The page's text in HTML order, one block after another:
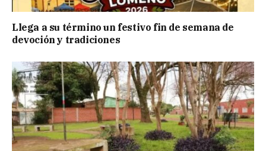
Llega a su término un festivo fin de semana de
devoción y tradiciones